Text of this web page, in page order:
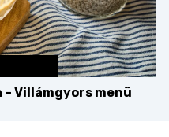
Villámgyors menü